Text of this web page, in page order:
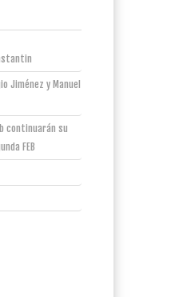
Jiménez y Manuel
continuarán su
FEB